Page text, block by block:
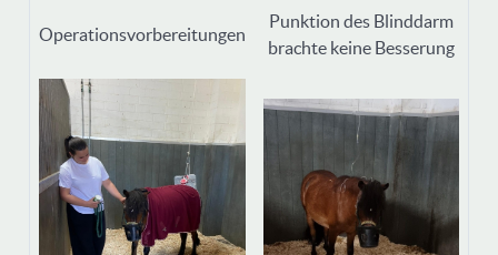
Operationsvorbereitungen
Punktion des Blinddarm
brachte keine Besserung